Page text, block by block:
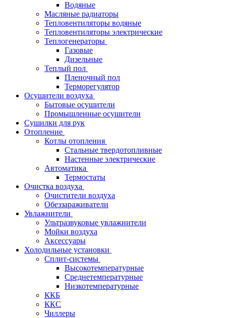
Водяные
Масляные радиаторы
Тепловентиляторы водяные
Тепловентиляторы электрические
Теплогенераторы
Газовые
Дизельные
Теплый пол
Пленочный пол
Терморегулятор
Осушители воздуха
Бытовые осушители
Промышленные осушители
Сушилки для рук
Отопление
Котлы отопления
Стальные твердотопливные
Настенные электрические
Автоматика
Термостаты
Очистка воздуха
Очистители воздуха
Обеззараживатели
Увлажнители
Ультразвуковые увлажнители
Мойки воздуха
Аксессуары
Холодильные установки
Сплит-системы
Высокотемпературные
Среднетемпературные
Низкотемпературные
ККБ
ККС
Чиллеры